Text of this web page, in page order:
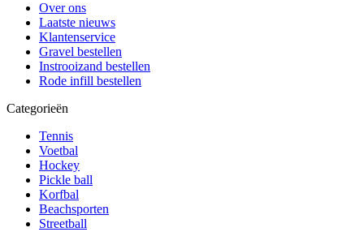
Over ons
Laatste nieuws
Klantenservice
Gravel bestellen
Instrooizand bestellen
Rode infill bestellen
Categorieën
Tennis
Voetbal
Hockey
Pickle ball
Korfbal
Beachsporten
Streetball